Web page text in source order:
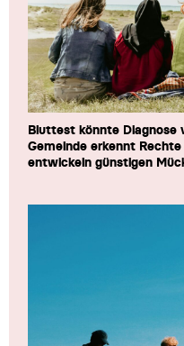
Bluttest könnte Diagnose
Gemeinde erkennt
entwickeln günstigen